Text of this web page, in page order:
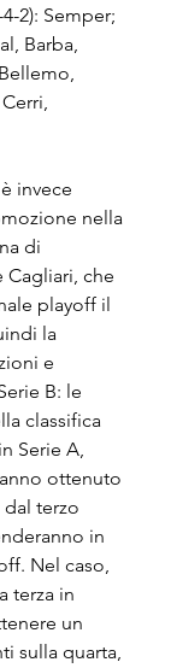
2): Semper;
Barba,
invece
nella
di
Cagliari, che
playoff il
la
e
B: le
classifica
Serie A,
ottenuto
terzo
in
Nel caso,
terza in
un
sulla quarta,